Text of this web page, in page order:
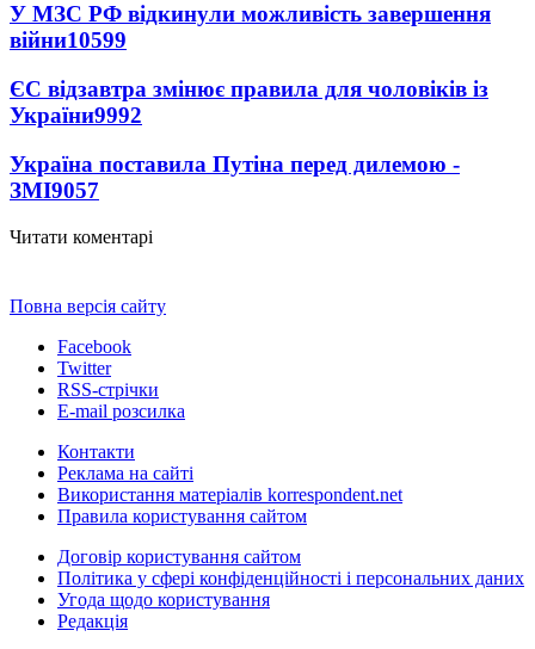
У МЗС РФ відкинули можливість завершення
війни10599
ЄС відзавтра змінює правила для чоловіків із
України9992
Україна поставила Путіна перед дилемою -
ЗМІ9057
Читати коментарі
Повна версія сайту
Facebook
Twitter
RSS-стрічки
E-mail розсилка
Контакти
Реклама на сайті
Використання матеріалів korrespondent.net
Правила користування сайтом
Договір користування сайтом
Політика у сфері конфіденційності і персональних даних
Угода щодо користування
Редакція